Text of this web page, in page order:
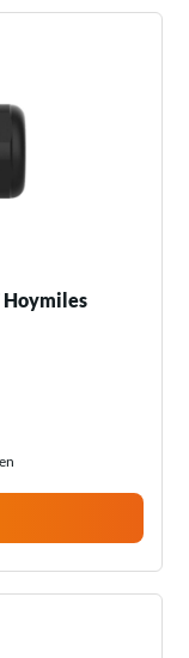
Hoymiles